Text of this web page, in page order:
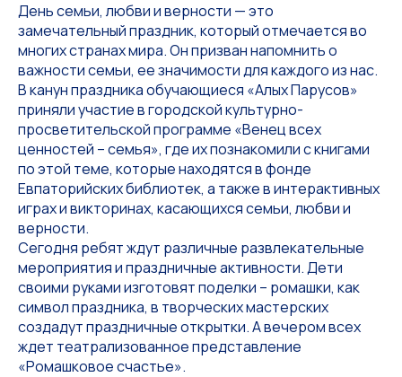
День семьи, любви и верности — это
замечательный праздник, который отмечается во
многих странах мира. Он призван напомнить о
важности семьи, ее значимости для каждого из нас.
В канун праздника обучающиеся «Алых Парусов»
приняли участие в городской культурно-
просветительской программе «Венец всех
ценностей – семья», где их познакомили с книгами
по этой теме, которые находятся в фонде
Евпаторийских библиотек, а также в интерактивных
играх и викторинах, касающихся семьи, любви и
верности.
Сегодня ребят ждут различные развлекательные
мероприятия и праздничные активности. Дети
своими руками изготовят поделки – ромашки, как
символ праздника, в творческих мастерских
создадут праздничные открытки. А вечером всех
ждет театрализованное представление
«Ромашковое счастье».